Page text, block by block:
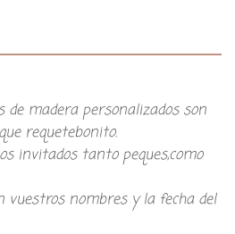
madera personalizados son
requetebonito.
invitados tanto peques,como
vuestros nombres y la fecha del